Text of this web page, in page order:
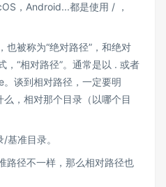
，Android...都是使用 / ，
也被称为“绝对路径”，和绝对
，“相对路径”。通常是以 . 或者
谈到相对路径，一定要明
么，相对那个目录（以哪个目
基准目录。
路径不一样，那么相对路径也